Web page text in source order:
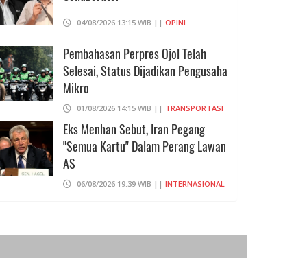
04/08/2026 13:15 WIB || OPINI
Pembahasan Perpres Ojol Telah
Selesai, Status Dijadikan Pengusaha
Mikro
01/08/2026 14:15 WIB || TRANSPORTASI
Eks Menhan Sebut, Iran Pegang
"Semua Kartu" Dalam Perang Lawan
AS
06/08/2026 19:39 WIB || INTERNASIONAL
SPPG Karangturi